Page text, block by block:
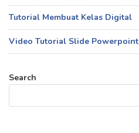
Tutorial Membuat Kelas Digital
Video Tutorial Slide Powerpoint
Search